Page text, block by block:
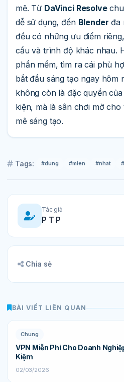
mẽ. Từ DaVinci Resolve
dễ sử dụng, đến Blender đa
đều có những ưu điểm
cầu và trình độ khác nhau.
phần mềm, tìm ra cái phù
bắt đầu sáng tạo ngay hôm
không còn là đặc quyền
kiện, mà là sân chơi mở
mê sáng tạo.
Tags: #dung #mien #nhat
Tác giả
P T P
Chia sẻ
BÀI VIẾT LIÊN QUAN
Chung
VPN Miễn Phí Cho Doanh
Kiệm
02/03/2026